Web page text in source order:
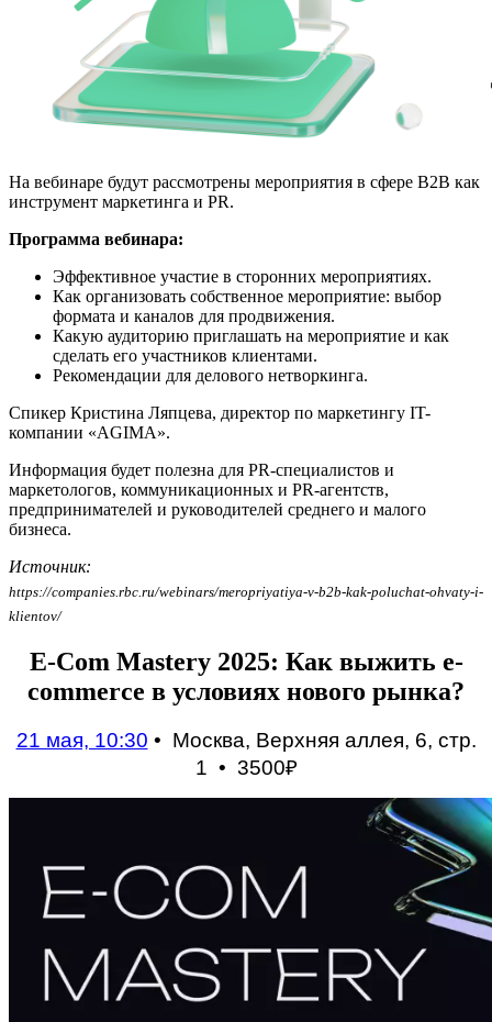
На вебинаре будут рассмотрены мероприятия в сфере B2B как
инструмент маркетинга и PR.
Программа вебинара:
Эффективное участие в сторонних мероприятиях.
Как организовать собственное мероприятие: выбор
формата и каналов для продвижения.
Какую аудиторию приглашать на мероприятие и как
сделать его участников клиентами.
Рекомендации для делового нетворкинга.
Спикер Кристина Ляпцева, директор по маркетингу IT-
компании «AGIMA».
Информация будет полезна для PR-специалистов и
маркетологов, коммуникационных и PR-агентств,
предпринимателей и руководителей среднего и малого
бизнеса.
Источник:
https://companies.rbc.ru/webinars/meropriyatiya-v-b2b-kak-poluchat-ohvaty-i-
klientov/
E-Com Mastery 2025: Как выжить e-
commerce в условиях нового рынка?
21 мая, 10:30 • Москва, Верхняя аллея, 6, стр.
1 • 3500₽